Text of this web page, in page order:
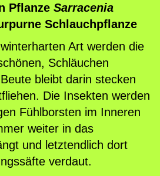
Pflanze Sarracenia
Schlauchpflanze
Art werden die
Schläuchen
bleibt darin stecken
Die Insekten werden
Fühlborsten im Inneren
weiter in das
und letztendlich dort
verdaut.